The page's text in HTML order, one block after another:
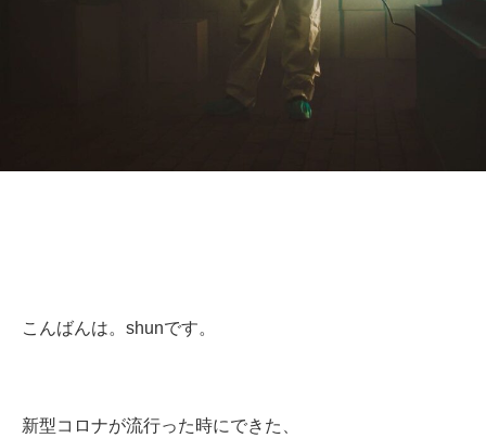
こんばんは。shunです。
新型コロナが流行った時にできた、